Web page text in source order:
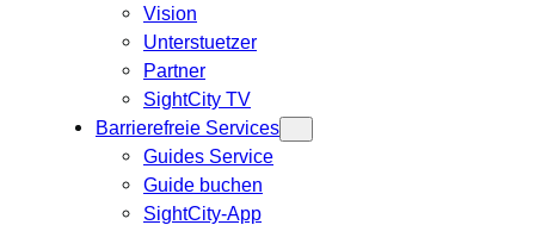
Vision
Unterstuetzer
Partner
SightCity TV
Barrierefreie Services
Guides Service
Guide buchen
SightCity-App